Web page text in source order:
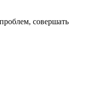
совершать